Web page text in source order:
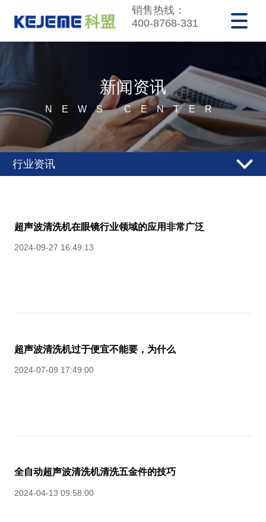
销售热线：
400-8768-331
新闻资讯
NEWS CENTER
行业资讯
超声波清洗机在眼镜行业领域的应用非常广泛
2024-09-27 16:49:13
超声波清洗机过于便宜不能要，为什么
2024-07-09 17:49:00
全自动超声波清洗机清洗五金件的技巧
2024-04-13 09:58:00